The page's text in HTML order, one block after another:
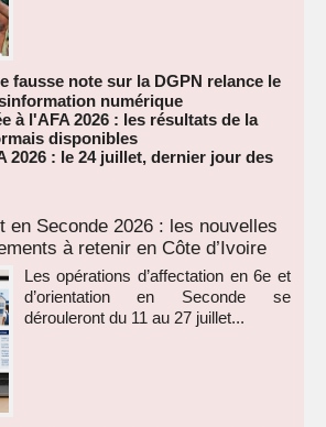
fausse note sur la DGPN relance le
numérique
à l'AFA 2026 : les résultats de la
disponibles
2026 : le 24 juillet, dernier jour des
en Seconde 2026 : les nouvelles
à retenir en Côte d’Ivoire
Les opérations d’affectation en 6e et
d’orientation en Seconde se
dérouleront du 11 au 27 juillet...